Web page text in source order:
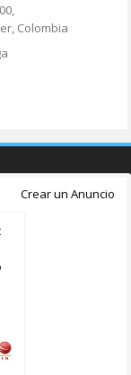
Colombia
Crear un Anuncio